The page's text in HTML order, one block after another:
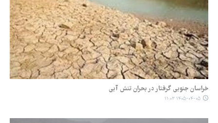
خراسان جنوبی گرفتار در بحران تنش آبی
۱۴۰۵-۰۴-۰۵ ۱۱:۰۳